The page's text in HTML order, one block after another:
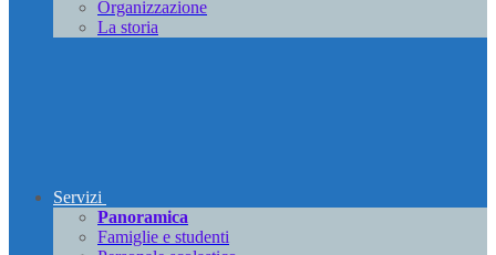
Organizzazione
La storia
Servizi
Panoramica
Famiglie e studenti